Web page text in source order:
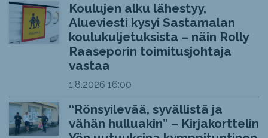
Koulujen alku lähestyy,
Alueviesti kysyi Sastamalan
koulukuljetuksista – näin Rolly
Raaseporin toimitusjohtaja
vastaa
1.8.2026 16:00
“Rönsyilevää, syvällistä ja
vähän hulluakin” – Kirjakorttelin